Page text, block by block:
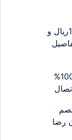
شركة رش دفان بالرياض بخصم 150ريال و
شركة مكافحة حشرات بالمزاحمية 100%
بـ33%خصم
رضا